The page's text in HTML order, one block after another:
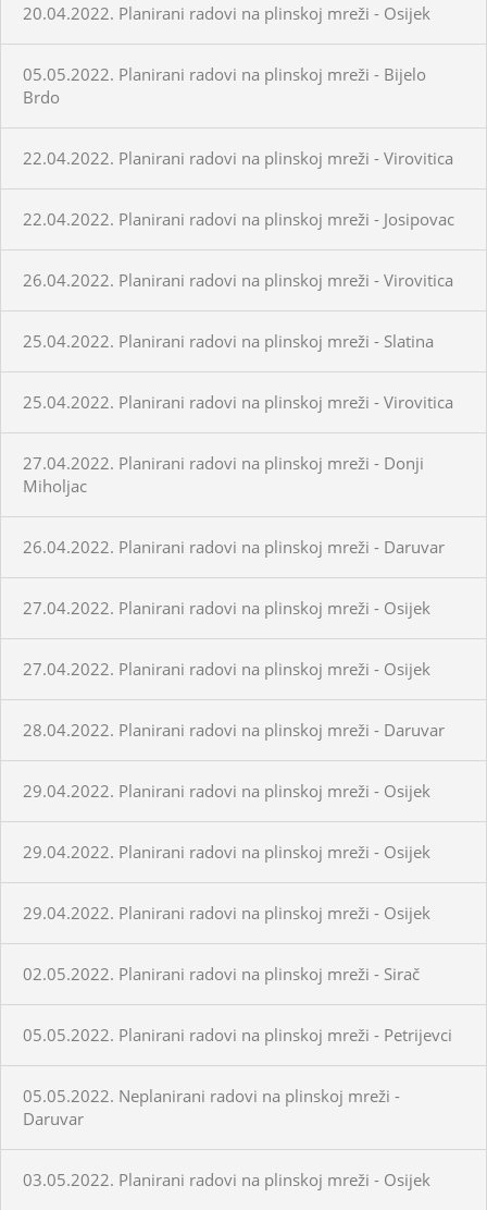
20.04.2022. Planirani radovi na plinskoj mreži - Osijek
05.05.2022. Planirani radovi na plinskoj mreži - Bijelo
Brdo
22.04.2022. Planirani radovi na plinskoj mreži - Virovitica
22.04.2022. Planirani radovi na plinskoj mreži - Josipovac
26.04.2022. Planirani radovi na plinskoj mreži - Virovitica
25.04.2022. Planirani radovi na plinskoj mreži - Slatina
25.04.2022. Planirani radovi na plinskoj mreži - Virovitica
27.04.2022. Planirani radovi na plinskoj mreži - Donji
Miholjac
26.04.2022. Planirani radovi na plinskoj mreži - Daruvar
27.04.2022. Planirani radovi na plinskoj mreži - Osijek
27.04.2022. Planirani radovi na plinskoj mreži - Osijek
28.04.2022. Planirani radovi na plinskoj mreži - Daruvar
29.04.2022. Planirani radovi na plinskoj mreži - Osijek
29.04.2022. Planirani radovi na plinskoj mreži - Osijek
29.04.2022. Planirani radovi na plinskoj mreži - Osijek
02.05.2022. Planirani radovi na plinskoj mreži - Sirač
05.05.2022. Planirani radovi na plinskoj mreži - Petrijevci
05.05.2022. Neplanirani radovi na plinskoj mreži -
Daruvar
03.05.2022. Planirani radovi na plinskoj mreži - Osijek